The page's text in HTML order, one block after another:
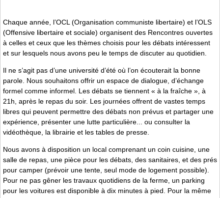
Chaque année, l’OCL (Organisation communiste libertaire) et l’OLS
(Offensive libertaire et sociale) organisent des Rencontres ouvertes
à celles et ceux que les thèmes choisis pour les débats intéressent
et sur lesquels nous avons peu le temps de discuter au quotidien.
Il ne s’agit pas d’une université d’été où l’on écouterait la bonne
parole. Nous souhaitons offrir un espace de dialogue, d’échange
formel comme informel. Les débats se tiennent « à la fraîche », à
21h, après le repas du soir. Les journées offrent de vastes temps
libres qui peuvent permettre des débats non prévus et partager une
expérience, présenter une lutte particulière... ou consulter la
vidéothèque, la librairie et les tables de presse.
Nous avons à disposition un local comprenant un coin cuisine, une
salle de repas, une pièce pour les débats, des sanitaires, et des prés
pour camper (prévoir une tente, seul mode de logement possible).
Pour ne pas gêner les travaux quotidiens de la ferme, un parking
pour les voitures est disponible à dix minutes à pied. Pour la même